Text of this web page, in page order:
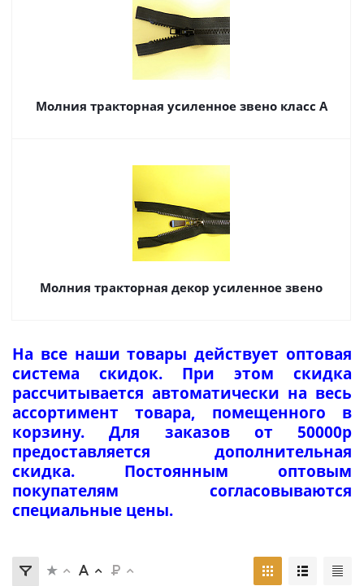
Молния тракторная усиленное звено класс А
Молния тракторная декор усиленное звено
На все наши товары действует оптовая
система скидок. При этом скидка
рассчитывается автоматически на весь
ассортимент товара, помещенного в
корзину. Для заказов от 50000р
предоставляется дополнительная
скидка. Постоянным оптовым
покупателям согласовываются
специальные цены.